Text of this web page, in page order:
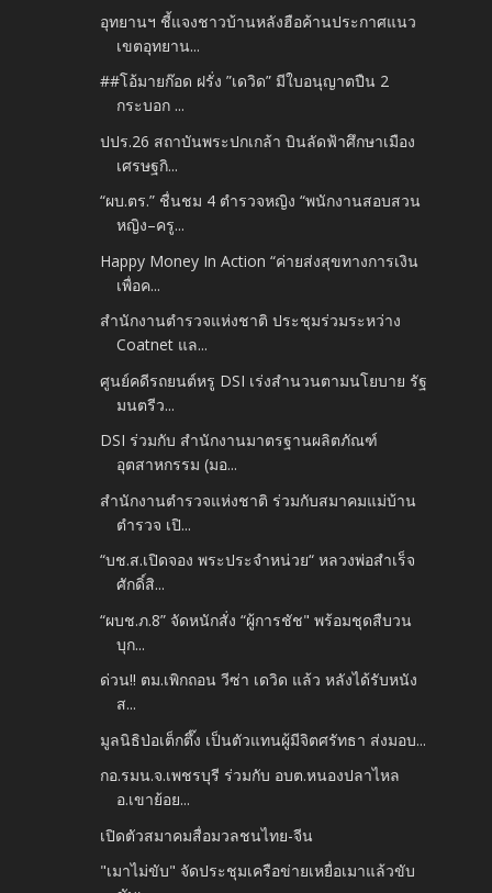
อุทยานฯ ชี้แจงชาวบ้านหลังฮือค้านประกาศแนว
เขตอุทยาน...
##โอ้มายก๊อด ฝรั่ง ”เดวิด” มีใบอนุญาตปืน 2
กระบอก ...
ปปร.26 สถาบันพระปกเกล้า บินลัดฟ้าศึกษาเมือง
เศรษฐกิ...
“ผบ.ตร.” ชื่นชม 4 ตำรวจหญิง “พนักงานสอบสวน
หญิง–ครู...
Happy Money In Action “ค่ายส่งสุขทางการเงิน
เพื่อค...
สำนักงานตำรวจแห่งชาติ ประชุมร่วมระหว่าง
Coatnet แล...
ศูนย์คดีรถยนต์หรู DSI เร่งสำนวนตามนโยบาย รัฐ
มนตรีว...
DSI ร่วมกับ สำนักงานมาตรฐานผลิตภัณฑ์
อุตสาหกรรม (มอ...
สำนักงานตำรวจแห่งชาติ ร่วมกับสมาคมแม่บ้าน
ตำรวจ เปิ...
“บช.ส.เปิดจอง พระประจำหน่วย“ หลวงพ่อสำเร็จ
ศักดิ์สิ...
“ผบช.ภ.8” จัดหนักสั่ง “ผู้การชัช" พร้อมชุดสืบวน
บุก...
ด่วน!! ตม.เพิกถอน วีซ่า เดวิด แล้ว หลังได้รับหนัง
ส...
มูลนิธิป่อเต็กตึ๊ง เป็นตัวแทนผู้มีจิตศรัทธา ส่งมอบ...
กอ.รมน.จ.เพชรบุรี ร่วมกับ อบต.หนองปลาไหล
อ.เขาย้อย...
เปิดตัวสมาคมสื่อมวลชนไทย-จีน
"เมาไม่ขับ" จัดประชุมเครือข่ายเหยื่อเมาแล้วขับ